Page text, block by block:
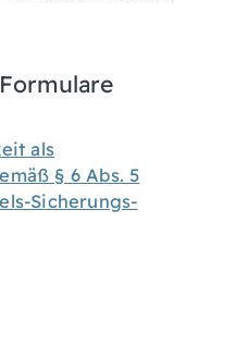
als
§ 6 Abs. 5
Sicherungs-